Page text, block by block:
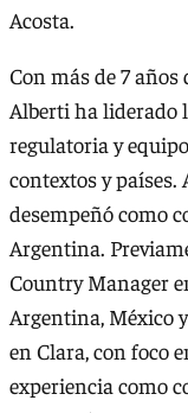
Acosta.
Con más de 7
Alberti ha liderado
regulatoria y
contextos y países.
desempeñó como
Argentina.
Country Manager
Argentina, México
en Clara, con foco
experiencia como